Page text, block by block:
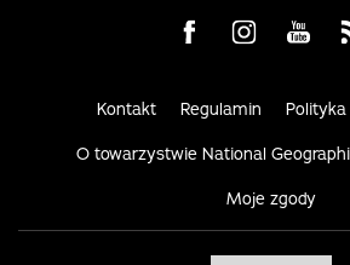
Visit us on Facebook
Visit us onVisit us
Kontakt Regulamin
O towarzystwie National
Moje zgody